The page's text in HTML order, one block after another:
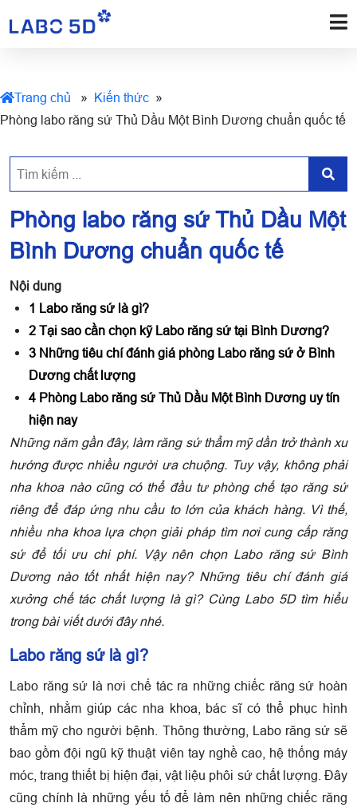
Trang chủ » Kiến thức »
Phòng labo răng sứ Thủ Dầu Một Bình Dương chuẩn quốc tế
Phòng labo răng sứ Thủ Dầu Một
Bình Dương chuẩn quốc tế
Nội dung
1 Labo răng sứ là gì?
2 Tại sao cần chọn kỹ Labo răng sứ tại Bình Dương?
3 Những tiêu chí đánh giá phòng Labo răng sứ ở Bình
Dương chất lượng
4 Phòng Labo răng sứ Thủ Dầu Một Bình Dương uy tín
hiện nay
Những năm gần đây, làm răng sứ thẩm mỹ dần trở thành xu
hướng được nhiều người ưa chuộng. Tuy vậy, không phải
nha khoa nào cũng có thể đầu tư phòng chế tạo răng sứ
riêng để đáp ứng nhu cầu to lớn của khách hàng. Vì thế,
nhiều nha khoa lựa chọn giải pháp tìm nơi cung cấp răng
sứ để tối ưu chi phí. Vậy nên chọn Labo răng sứ Bình
Dương nào tốt nhất hiện nay? Những tiêu chí đánh giá
xưởng chế tác chất lượng là gì? Cùng Labo 5D tìm hiểu
trong bài viết dưới đây nhé.
Labo răng sứ là gì?
Labo răng sứ là nơi chế tác ra những chiếc răng sứ hoàn
chỉnh, nhằm giúp các nha khoa, bác sĩ có thể phục hình
thẩm mỹ cho người bệnh. Thông thường, Labo răng sứ sẽ
bao gồm đội ngũ kỹ thuật viên tay nghề cao, hệ thống máy
móc, trang thiết bị hiện đại, vật liệu phôi sứ chất lượng. Đây
cũng chính là những yếu tố để làm nên những chiếc răng